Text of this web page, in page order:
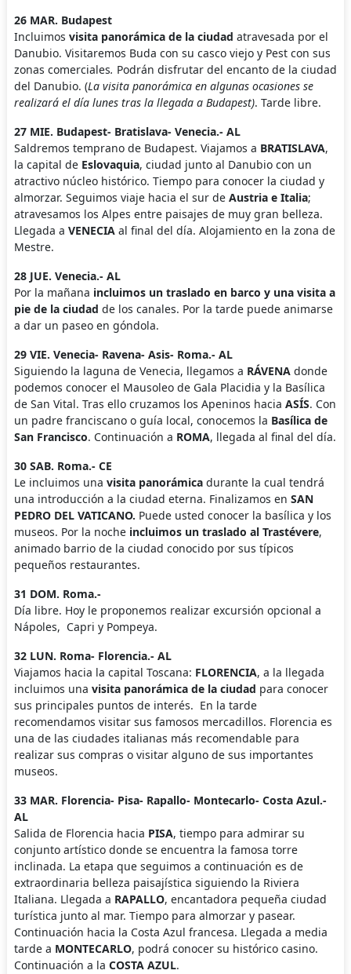
26 MAR. Budapest
Incluimos visita panorámica de la ciudad atravesada por el
Danubio. Visitaremos Buda con su casco viejo y Pest con sus
zonas comerciales. Podrán disfrutar del encanto de la ciudad
del Danubio. (La visita panorámica en algunas ocasiones se
realizará el día lunes tras la llegada a Budapest). Tarde libre.
27 MIE. Budapest- Bratislava- Venecia.- AL
Saldremos temprano de Budapest. Viajamos a BRATISLAVA,
la capital deEslovaquia, ciudad junto al Danubio con un
atractivo núcleo histórico. Tiempo para conocer la ciudad y
almorzar. Seguimos viaje hacia el sur de Austria e Italia;
atravesamos los Alpes entre paisajes de muy gran belleza.
Llegada a VENECIAal final del día. Alojamiento en la zona de
Mestre.
28 JUE. Venecia.- AL
Por la mañana incluimos un traslado en barco y una visita a
pie de la ciudad de los canales. Por la tarde puede animarse
a dar un paseo en góndola.
29 VIE. Venecia- Ravena- Asis- Roma.- AL
Siguiendo la laguna de Venecia, llegamos a RÁVENAdonde
podemos conocer el Mausoleo de Gala Placidia y la Basílica
de San Vital. Tras ello cruzamos los Apeninos hacia ASÍS. Con
un padre franciscano o guía local, conocemos la Basílica de
San Francisco. Continuación a ROMA, llegada al final del día.
30 SAB. Roma.- CE
Le incluimos una visita panorámicadurante la cual tendrá
una introducción a la ciudad eterna. Finalizamos en SAN
PEDRO DEL VATICANO. Puede usted conocer la basílica y los
museos. Por la noche incluimos un traslado al Trastévere,
animado barrio de la ciudad conocido por sus típicos
pequeños restaurantes.
31 DOM. Roma.-
Día libre. Hoy le proponemos realizar excursión opcional a
Nápoles, Capri y Pompeya.
32 LUN. Roma- Florencia.- AL
Viajamos hacia la capital Toscana: FLORENCIA, a la llegada
incluimos una visita panorámica de la ciudad para conocer
sus principales puntos de interés. En la tarde
recomendamos visitar sus famosos mercadillos. Florencia es
una de las ciudades italianas más recomendable para
realizar sus compras o visitar alguno de sus importantes
museos.
33 MAR. Florencia- Pisa- Rapallo- Montecarlo- Costa Azul.-
AL
Salida de Florencia hacia PISA, tiempo para admirar su
conjunto artístico donde se encuentra la famosa torre
inclinada. La etapa que seguimos a continuación es de
extraordinaria belleza paisajística siguiendo la Riviera
Italiana. Llegada a RAPALLO, encantadora pequeña ciudad
turística junto al mar. Tiempo para almorzar y pasear.
Continuación hacia la Costa Azul francesa. Llegada a media
tarde a MONTECARLO, podrá conocer su histórico casino.
Continuación a la COSTA AZUL.